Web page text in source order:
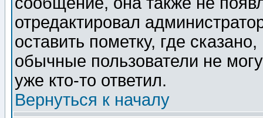
отредактировал
оставить пометку, где
обычные пользователи не
уже кто-то ответил.
Вернуться к началу